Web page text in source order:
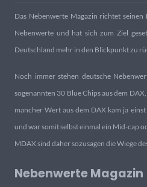
Das Nebenwerte Magazin richtet
Nebenwerte und hat sich zum Ziel
Deutschland mehr in den Blickpunkt zu
Noch immer stehen deutsche
sogenannten 30 Blue Chips aus dem
mancher Wert aus dem DAX kam ja
und war somit selbst einmal ein Mid-cap
MDAX sind daher sozusagen die Wiege
Nebenwerte Magazin